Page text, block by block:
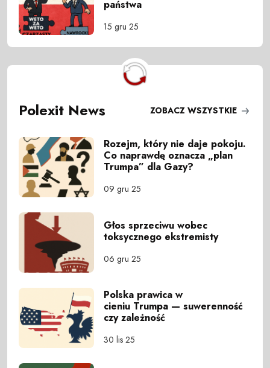
państwa
15 gru 25
Polexit News ZOBACZ WSZYSTKIE
Rozejm, który nie daje pokoju.
Co naprawdę oznacza „plan
Trumpa” dla Gazy?
09 gru 25
Głos sprzeciwu wobec
toksycznego ekstremisty
06 gru 25
Polska prawica w
cieniu Trumpa — suwerenność
czy zależność
30 lis 25